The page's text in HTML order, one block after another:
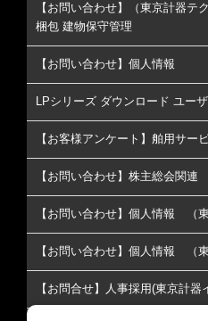
【お問い合わせ】（東京計器テ
梱包 建物保守管理
【お問い合わせ】個人情報
LPシリーズ ダウンロード ユー
【お客様アンケート】舶用サー
【お問い合わせ】株主総会関連
【お問い合わせ】個人情報 （
【お問い合わせ】個人情報 （
【お問合せ】人事採用(東京計